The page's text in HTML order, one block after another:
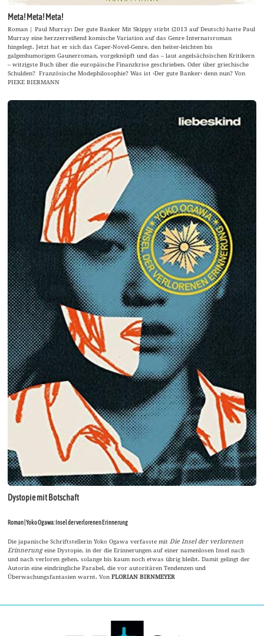
Meta! Meta! Meta!
Roman | Paul Murray: Der gute Banker Mit Skippy stirbt (2013 auf Deutsch) hatte Paul
Murray eine herzzerreißend komische Variation auf das Genre Internatsroman
hingelegt. Jetzt hat er sich das Caper-Novel-Genre, den heiter-leichten bis
galgenhumorigen Gaunerroman, vorgeknöpft und das – laut angelsächsischen Kritikern
– witzigste Buch über die europäische Finanzkrise geschrieben. Oder über griechische
Schulden? Französische Modephilosophie? Was ist ›Der gute Banker‹ denn nun? Von
PIEKE BIERMANN
Dystopie mit Botschaft
Roman | Yoko Ogawa: Insel der verlorenen Erinnerung
Die japanische Schriftstellerin Yoko Ogawa verfasste mitDie Insel der verlorenen
Erinnerungeine Dystopie, in der die Erinnerungen auf einer namenlosen Insel nach
und nach verloren gehen, solange bis kaum noch etwas übrig bleibt. Damit gelingt der
Autorin eine eindringliche Parabel, die vor autoritären Tendenzen und
Überwachungsfantasien warnt. VonFLORIAN BIRNMEYER